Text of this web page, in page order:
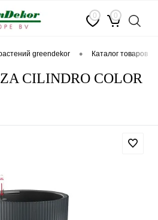
0 0
greendekor • каталог товаров
CILINDRO COLOR